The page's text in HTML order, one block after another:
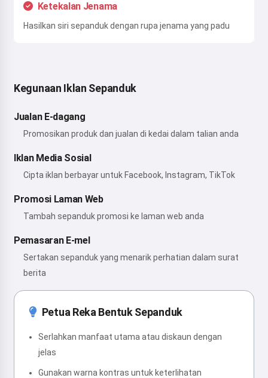
Ketekalan Jenama
Hasilkan siri sepanduk dengan rupa jenama yang padu
Kegunaan Iklan Sepanduk
Jualan E-dagang
Promosikan produk dan jualan di kedai dalam talian anda
Iklan Media Sosial
Cipta iklan berbayar untuk Facebook, Instagram, TikTok
Promosi Laman Web
Tambah sepanduk promosi ke laman web anda
Pemasaran E-mel
Sertakan sepanduk yang menarik perhatian dalam surat
berita
Petua Reka Bentuk Sepanduk
Serlahkan manfaat utama atau diskaun dengan
jelas
Gunakan warna kontras untuk keterlihatan